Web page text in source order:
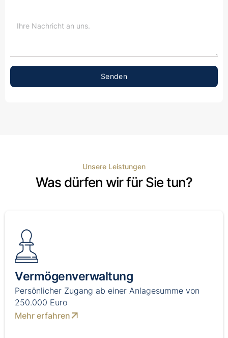
Unsere Leistungen
Was dürfen wir für Sie tun?
Vermögenverwaltung
Persönlicher Zugang ab einer Anlagesumme von
250.000 Euro
Mehr erfahren